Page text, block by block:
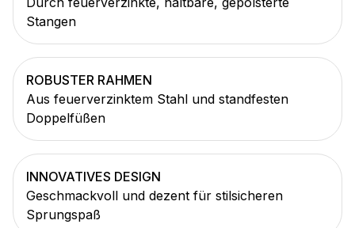
Stangen
ROBUSTER RAHMEN
Aus feuerverzinktem Stahl und standfesten
Doppelfüßen
INNOVATIVES DESIGN
Geschmackvoll und dezent für stilsicheren
Sprungspaß